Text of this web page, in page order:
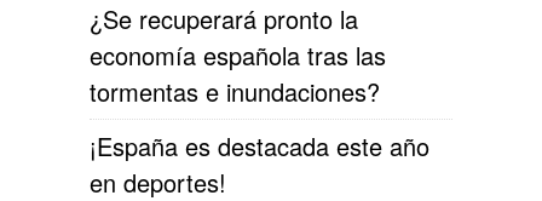
¿Se recuperará pronto la
economía española tras las
tormentas e inundaciones?
¡España es destacada este año
en deportes!